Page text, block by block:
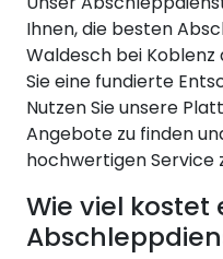
Ihnen, die besten
Waldesch bei Koblenz
Sie eine fundierte
Nutzen Sie unsere
Angebote zu finden
hochwertigen Service
Wie viel kostet